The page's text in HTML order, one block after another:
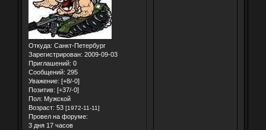
Откуда: Санкт-Петербург
Зарегистрирован: 2009-09-03
Приглашений: 0
Сообщений: 295
Уважение: [+8/-0]
Позитив: [+37/-0]
Пол: Мужской
Возраст: 53 [1972-11-11]
Провел на форуме:
3 дня 17 часов